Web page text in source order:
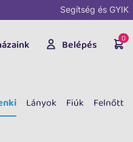
Segítség és GYIK
Belépés 0
Lányok Fiúk Felnőtt